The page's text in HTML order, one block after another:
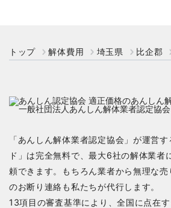
トップ 解体費用 埼玉県 比企郡
「あんしん解体業者認定協会」が運営
ド」は完全無料で、最大6社の解体業者
頼できます。もちろん業者から無理な
のお断り連絡も私たちが代行します。
13項目の審査基準により、全国に点在